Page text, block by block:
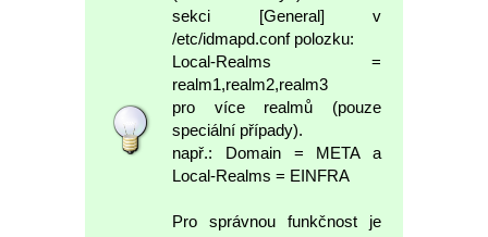
sekci [General] v
/etc/idmapd.conf polozku:
Local-Realms =
realm1,realm2,realm3
pro více realmů (pouze
speciální případy).
např.: Domain = META a
Local-Realms = EINFRA
Pro správnou funkčnost je